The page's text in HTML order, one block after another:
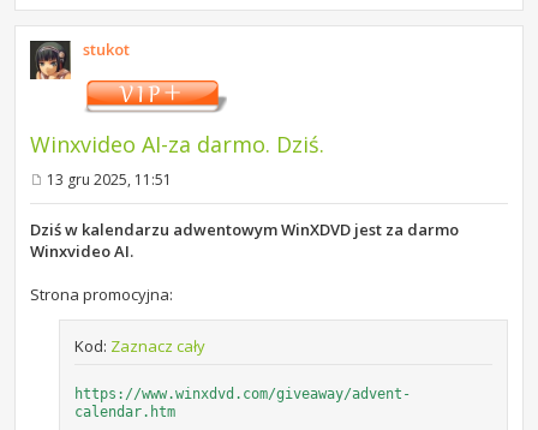
stukot
Winxvideo AI-za darmo. Dziś.
o
s
t
13 gru 2025, 11:51
Dziś w kalendarzu adwentowym WinXDVD jest za darmo
Winxvideo AI.
Strona promocyjna:
Kod: Zaznacz cały
https://www.winxdvd.com/giveaway/advent-
calendar.htm